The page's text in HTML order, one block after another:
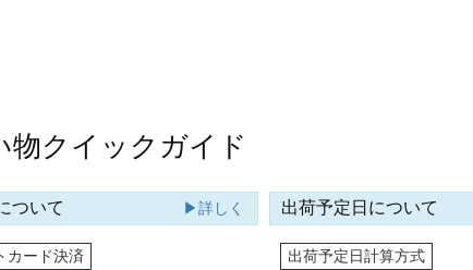
物クイックガイド
ついて ▶詳しく
カード決済
出荷予定日について
出荷予定日計算方式